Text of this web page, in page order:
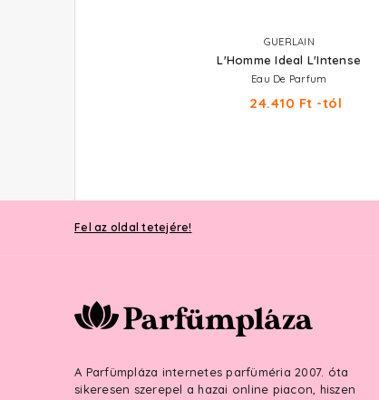
GUERLAIN
L'Homme Ideal L'Intense
Eau De Parfum
24.410 Ft -tól
Fel az oldal tetejére!
A Parfümpláza internetes parfüméria 2007. óta
sikeresen szerepel a hazai online piacon, hiszen